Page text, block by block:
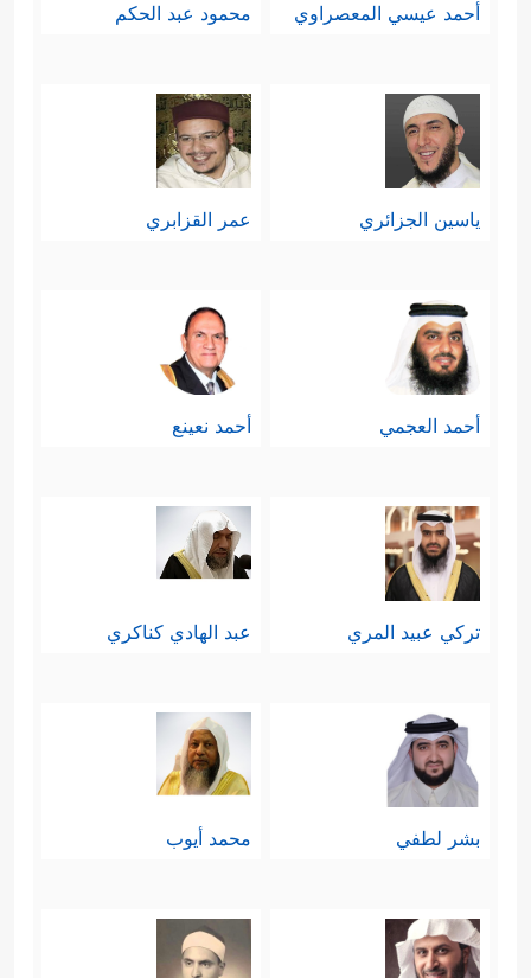
أحمد عيسي المعصراوي محمود عبد الحكم
ياسين الجزائري عمر القزابري
أحمد العجمي أحمد نعينع
تركي عبيد المري عبد الهادي كناكري
بشر لطفي محمد أيوب